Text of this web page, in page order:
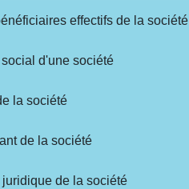
effectifs de la société
d'une société
la société
de la société
de la société